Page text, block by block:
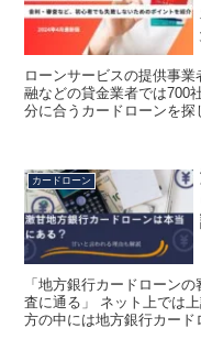
ローンサービスの提供事
融などの貸金業者では700
分に合うカードローンを探
カードローン
「地方銀行カードローン
査に通る」 ネット上では
方の中には地方銀行カー
う。 地方銀行は、地域密